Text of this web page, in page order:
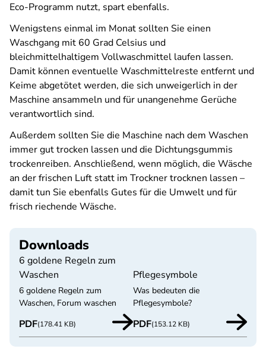
Eco-Programm nutzt, spart ebenfalls.
Wenigstens einmal im Monat sollten Sie einen
Waschgang mit 60 Grad Celsius und
bleichmittelhaltigem Vollwaschmittel laufen lassen.
Damit können eventuelle Waschmittelreste entfernt und
Keime abgetötet werden, die sich unweigerlich in der
Maschine ansammeln und für unangenehme Gerüche
verantwortlich sind.
Außerdem sollten Sie die Maschine nach dem Waschen
immer gut trocken lassen und die Dichtungsgummis
trockenreiben. Anschließend, wenn möglich, die Wäsche
an der frischen Luft statt im Trockner trocknen lassen –
damit tun Sie ebenfalls Gutes für die Umwelt und für
frisch riechende Wäsche.
Downloads
6 goldene Regeln zum
Waschen
6 goldene Regeln zum
Waschen, Forum waschen
PDF(178.41 KB)
Pflegesymbole
Was bedeuten die
Pflegesymbole?
PDF(153.12 KB)